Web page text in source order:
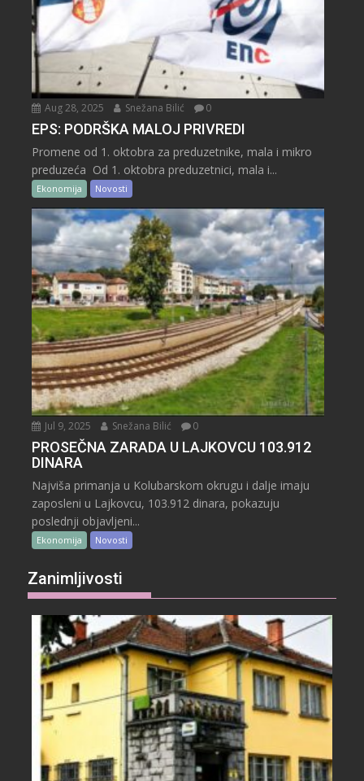
Aug 28, 2025 Snežana Bilić 0
EPS: PODRŠKA MALOJ PRIVREDI
Promene od 1. oktobra za preduzetnike, mala i mikro
preduzeća Od 1. oktobra preduzetnici, mala i...
Ekonomija Novosti
Jul 9, 2025 Snežana Bilić 0
PROSEČNA ZARADA U LAJKOVCU 103.912
DINARA
Najviša primanja u Kolubarskom okrugu i dalje imaju
zaposleni u Lajkovcu, 103.912 dinara, pokazuju
poslednji objavljeni...
Ekonomija Novosti
Zanimljivosti